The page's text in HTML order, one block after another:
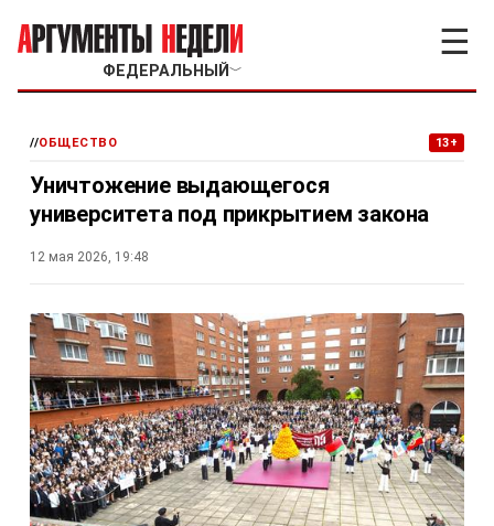
ФЕДЕРАЛЬНЫЙ ﹀
☰
//ОБЩЕСТВО 13+
Уничтожение выдающегося
университета под прикрытием закона
12 мая 2026, 19:48